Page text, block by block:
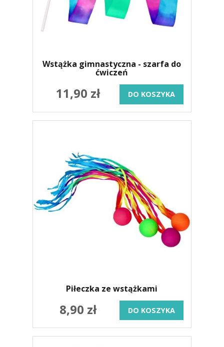
Wstążka gimnastyczna - szarfa do
ćwiczeń
11,90 zł DO KOSZYKA
Piłeczka ze wstążkami
8,90 zł DO KOSZYKA